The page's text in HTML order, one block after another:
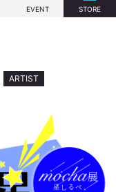
EVENT STORE
ARTIST